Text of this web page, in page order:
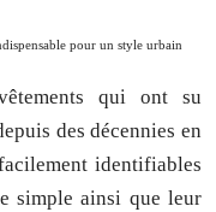
pour un style urbain
qui ont su
des décennies en
identifiables
simple ainsi que leur